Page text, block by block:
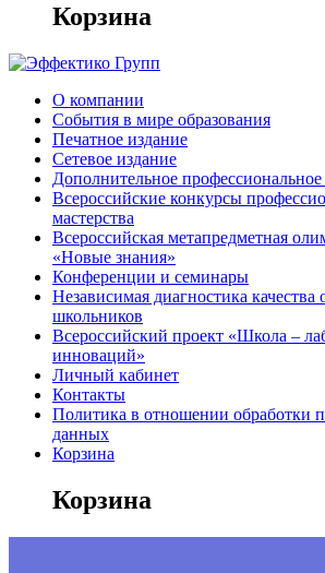
Корзина
О компании
События в мире образования
Печатное издание
Сетевое издание
Дополнительное профессиональное
Всероссийские конкурсы
мастерства
Всероссийская метапредметная
«Новые знания»
Конференции и семинары
Независимая диагностика качества
школьников
Всероссийский проект «Школа –
инноваций»
Личный кабинет
Контакты
Политика в отношении обработки
данных
Корзина
Корзина